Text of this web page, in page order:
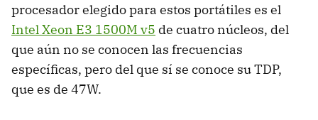
procesador elegido para estos portátiles es el
Intel Xeon E3 1500M v5 de cuatro núcleos, del
que aún no se conocen las frecuencias
específicas, pero del que sí se conoce su TDP,
que es de 47W.